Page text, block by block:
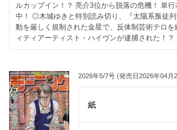
ルカップイン！？ 亮介3位から脱落の危機！ 単
中！ ◎木城ゆきと特別読み切り、『太陽系叛徒
動を厳しく規制された金星で、反体制芸術テロ
ィティアーティスト・ハイヴンが逮捕された！？
2026年5/7号 (発売日2026年04月
紙